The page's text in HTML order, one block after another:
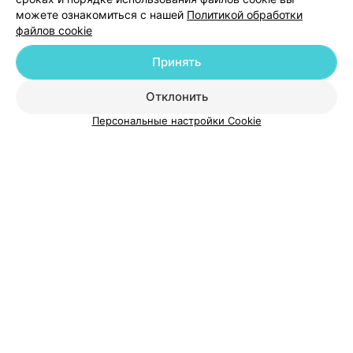
Медицинский маркетинг
Публичный договор
Пользовательское соглашение
Способы оплаты
можете ознакомиться с нашей Политикой обработки
файлов cookie
Отклонить
Принять
Персональные настройки Cookie